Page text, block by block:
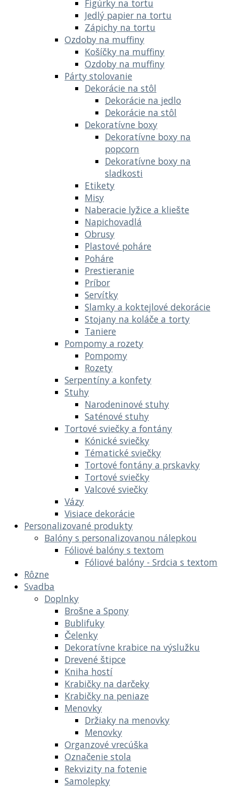
Figúrky na tortu
Jedlý papier na tortu
Zápichy na tortu
Ozdoby na muffiny
Košíčky na muffiny
Ozdoby na muffiny
Párty stolovanie
Dekorácie na stôl
Dekorácie na jedlo
Dekorácie na stôl
Dekoratívne boxy
Dekoratívne boxy na
popcorn
Dekoratívne boxy na
sladkosti
Etikety
Misy
Naberacie lyžice a kliešte
Napichovadlá
Obrusy
Plastové poháre
Poháre
Prestieranie
Príbor
Servítky
Slamky a koktejlové dekorácie
Stojany na koláče a torty
Taniere
Pompomy a rozety
Pompomy
Rozety
Serpentíny a konfety
Stuhy
Narodeninové stuhy
Saténové stuhy
Tortové sviečky a fontány
Kónické sviečky
Tématické sviečky
Tortové fontány a prskavky
Tortové sviečky
Valcové sviečky
Vázy
Visiace dekorácie
Personalizované produkty
Balóny s personalizovanou nálepkou
Fóliové balóny s textom
Fóliové balóny - Srdcia s textom
Rôzne
Svadba
Doplnky
Brošne a Spony
Bublifuky
Čelenky
Dekoratívne krabice na výslužku
Drevené štipce
Kniha hostí
Krabičky na darčeky
Krabičky na peniaze
Menovky
Držiaky na menovky
Menovky
Organzové vrecúška
Označenie stola
Rekvizity na fotenie
Samolepky